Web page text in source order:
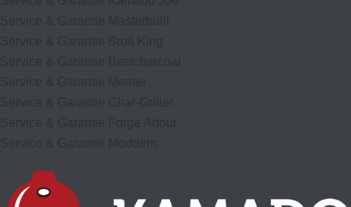
Service & Garantie Masterbuilt
Service & Garantie Broil King
Service & Garantie Bestcharcoal
Service & Garantie Meater
Service & Garantie Char-Griller
Service & Garantie Forge Adour
Service & Garantie Moddern